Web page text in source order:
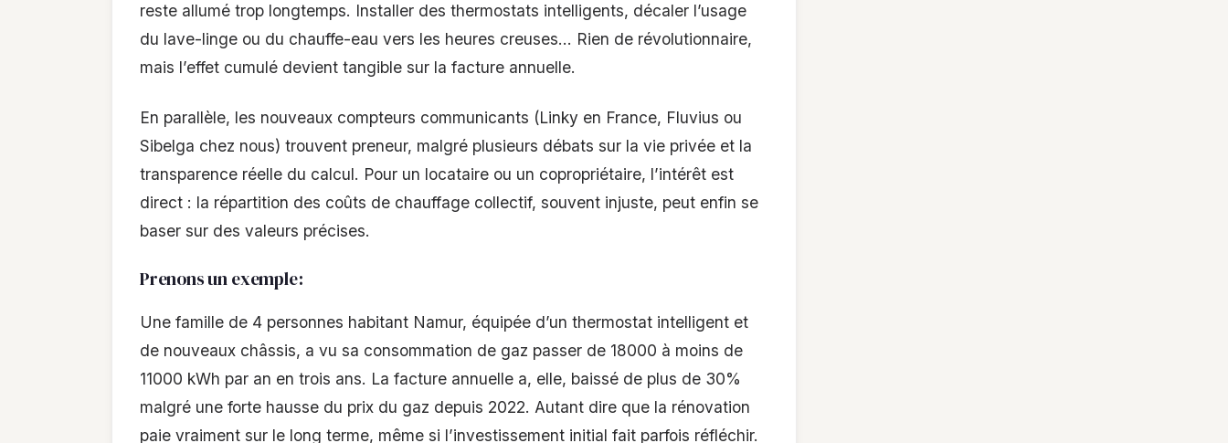
reste allumé trop longtemps. Installer des thermostats intelligents, décaler l’usage
du lave-linge ou du chauffe-eau vers les heures creuses… Rien de révolutionnaire,
mais l’effet cumulé devient tangible sur la facture annuelle.
En parallèle, les nouveaux compteurs communicants (Linky en France, Fluvius ou
Sibelga chez nous) trouvent preneur, malgré plusieurs débats sur la vie privée et la
transparence réelle du calcul. Pour un locataire ou un copropriétaire, l’intérêt est
direct : la répartition des coûts de chauffage collectif, souvent injuste, peut enfin se
baser sur des valeurs précises.
Prenons un exemple :
Une famille de 4 personnes habitant Namur, équipée d’un thermostat intelligent et
de nouveaux châssis, a vu sa consommation de gaz passer de 18000 à moins de
11000 kWh par an en trois ans. La facture annuelle a, elle, baissé de plus de 30%
malgré une forte hausse du prix du gaz depuis 2022. Autant dire que la rénovation
paie vraiment sur le long terme, même si l’investissement initial fait parfois réfléchir.